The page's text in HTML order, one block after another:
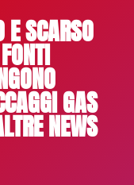
SCARSO
GAS
NEWS